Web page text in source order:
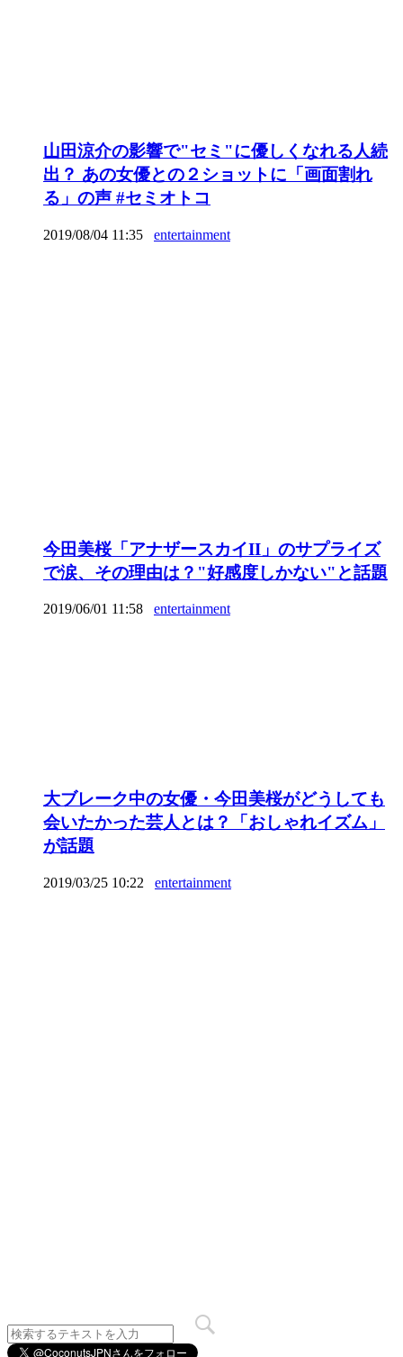
山田涼介の影響で"セミ"に優しくなれる人続
出？ あの女優との２ショットに「画面割れ
る」の声 #セミオトコ
2019/08/04 11:35 entertainment
今田美桜「アナザースカイII」のサプライズ
で涙、その理由は？"好感度しかない"と話題
2019/06/01 11:58 entertainment
大ブレーク中の女優・今田美桜がどうしても
会いたかった芸人とは？「おしゃれイズム」
が話題
2019/03/25 10:22 entertainment